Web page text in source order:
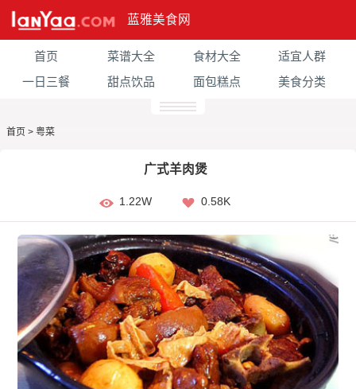
蓝雅美食网
首页 菜谱大全 食材大全
适宜人群
一日三餐
甜点饮品 面包糕点 美食分类
首页 > 粤菜
广式羊肉煲
1.22W 0.58K